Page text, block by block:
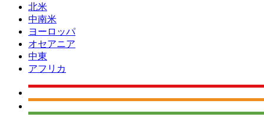
北米
中南米
ヨーロッパ
オセアニア
中東
アフリカ